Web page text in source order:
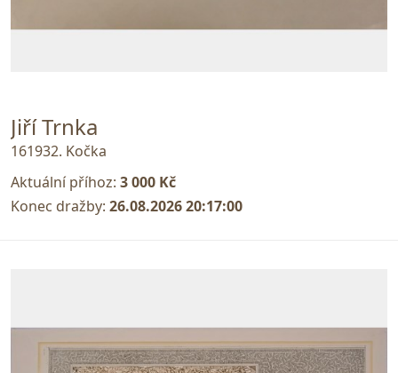
Jiří Trnka
161932. Kočka
Aktuální příhoz: 3 000 Kč
Konec dražby: 26.08.2026 20:17:00